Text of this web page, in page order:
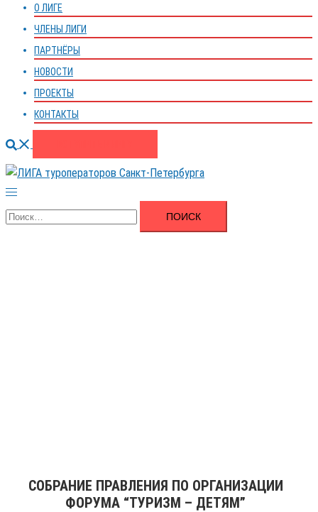
О ЛИГЕ
ЧЛЕНЫ ЛИГИ
ПАРТНЁРЫ
НОВОСТИ
ПРОЕКТЫ
КОНТАКТЫ
Поиск
Переключатель
меню
Найти:
СОБРАНИЕ ПРАВЛЕНИЯ ПО ОРГАНИЗАЦИИ
ФОРУМА “ТУРИЗМ – ДЕТЯМ”